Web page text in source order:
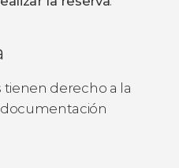
tienen derecho a la